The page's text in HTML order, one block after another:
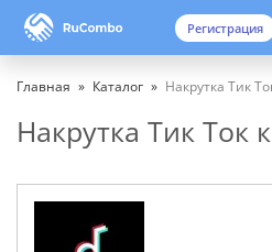
Вход
Главная » Каталог » Накрутка Тик
Регистрация
Накрутка Тик Ток